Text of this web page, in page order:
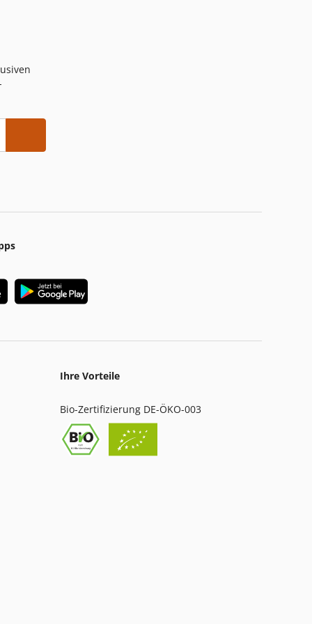
Ihre Vorteile
Bio-Zertifizierung DE-ÖKO-003